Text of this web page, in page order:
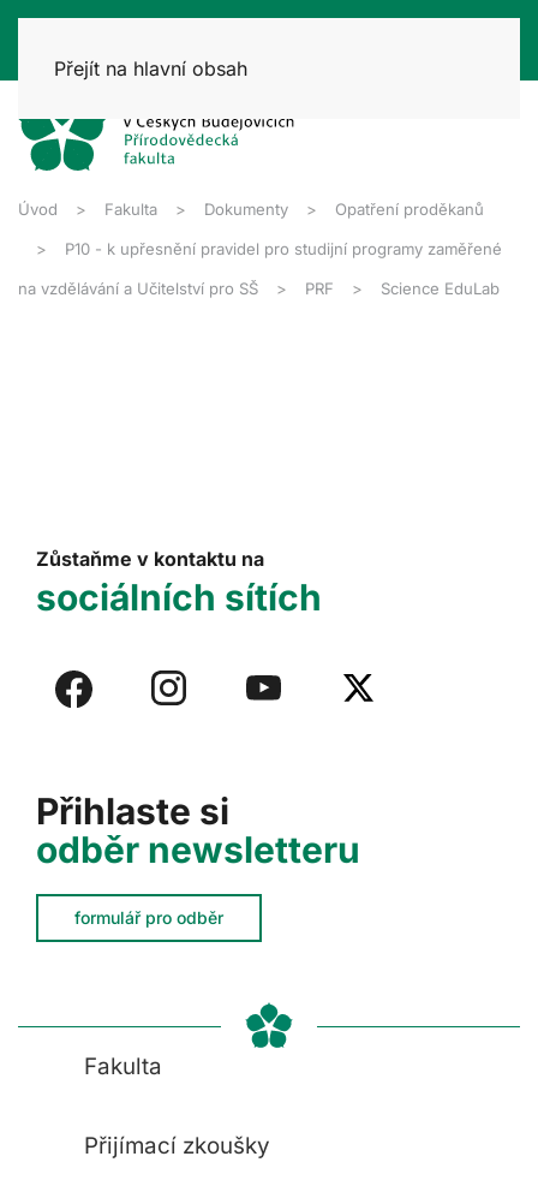
Přejít na hlavní obsah
Úvod Fakulta Dokumenty Opatření proděkanů
P10 - k upřesnění pravidel pro studijní programy zaměřené
na vzdělávání a Učitelství pro SŠ PRF Science EduLab
Přihlaste si
odběr newsletteru
formulář pro odběr
Zůstaňme v kontaktu na
sociálních sítích
Fakulta
Přijímací zkoušky